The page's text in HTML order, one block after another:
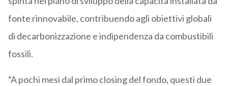
fonte rinnovabile, contribuendo agli obiettivi globali
di decarbonizzazione e indipendenza da combustibili
fossili.
“A pochi mesi dal primo closing del fondo, questi due